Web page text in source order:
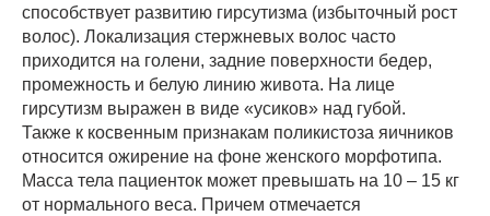
способствует развитию гирсутизма (избыточный рост
волос). Локализация стержневых волос часто
приходится на голени, задние поверхности бедер,
промежность и белую линию живота. На лице
гирсутизм выражен в виде «усиков» над губой.
Также к косвенным признакам поликистоза яичников
относится ожирение на фоне женского морфотипа.
Масса тела пациенток может превышать на 10 – 15 кг
от нормального веса. Причем отмечается